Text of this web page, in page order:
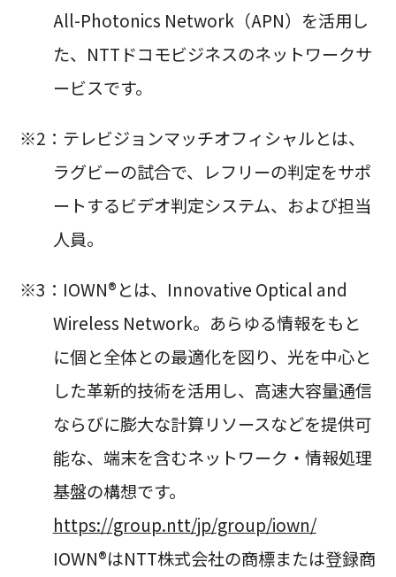
All-Photonics Network（APN）を活用し
た、NTTドコモビジネスのネットワークサ
ービスです。
※2：テレビジョンマッチオフィシャルとは、
ラグビーの試合で、レフリーの判定をサポ
ートするビデオ判定システム、および担当
人員。
※3：IOWN®とは、Innovative Optical and
Wireless Network。あらゆる情報をもと
に個と全体との最適化を図り、光を中心と
した革新的技術を活用し、高速大容量通信
ならびに膨大な計算リソースなどを提供可
能な、端末を含むネットワーク・情報処理
基盤の構想です。
https://group.ntt/jp/group/iown/
IOWN®はNTT株式会社の商標または登録商